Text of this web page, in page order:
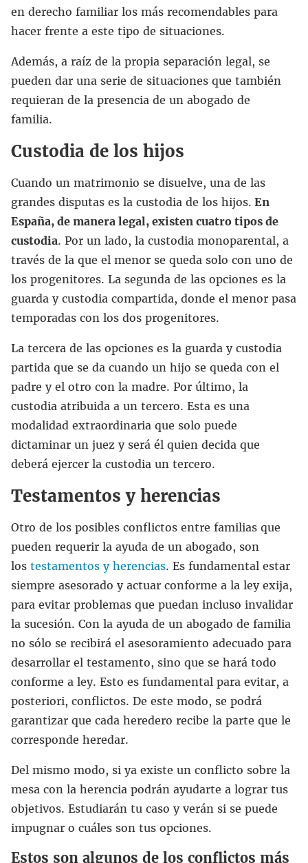
en derecho familiar los más recomendables para
hacer frente a este tipo de situaciones.
Además, a raíz de la propia separación legal, se
pueden dar una serie de situaciones que también
requieran de la presencia de un abogado de
familia.
Custodia de los hijos
Cuando un matrimonio se disuelve, una de las
grandes disputas es la custodia de los hijos. En
España, de manera legal, existen cuatro tipos de
custodia. Por un lado, la custodia monoparental, a
través de la que el menor se queda solo con uno de
los progenitores. La segunda de las opciones es la
guarda y custodia compartida, donde el menor pasa
temporadas con los dos progenitores.
La tercera de las opciones es la guarda y custodia
partida que se da cuando un hijo se queda con el
padre y el otro con la madre. Por último, la
custodia atribuida a un tercero. Esta es una
modalidad extraordinaria que solo puede
dictaminar un juez y será él quien decida que
deberá ejercer la custodia un tercero.
Testamentos y herencias
Otro de los posibles conflictos entre familias que
pueden requerir la ayuda de un abogado, son
los testamentos y herencias. Es fundamental estar
siempre asesorado y actuar conforme a la ley exija,
para evitar problemas que puedan incluso invalidar
la sucesión. Con la ayuda de un abogado de familia
no sólo se recibirá el asesoramiento adecuado para
desarrollar el testamento, sino que se hará todo
conforme a ley. Esto es fundamental para evitar, a
posteriori, conflictos. De este modo, se podrá
garantizar que cada heredero recibe la parte que le
corresponde heredar.
Del mismo modo, si ya existe un conflicto sobre la
mesa con la herencia podrán ayudarte a lograr tus
objetivos. Estudiarán tu caso y verán si se puede
impugnar o cuáles son tus opciones.
Estos son algunos de los conflictos más